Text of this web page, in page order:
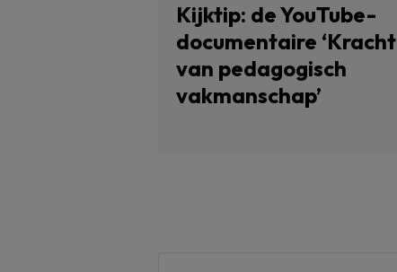
Kijktip: de YouTube-
documentaire ‘Kracht
van pedagogisch
vakmanschap’